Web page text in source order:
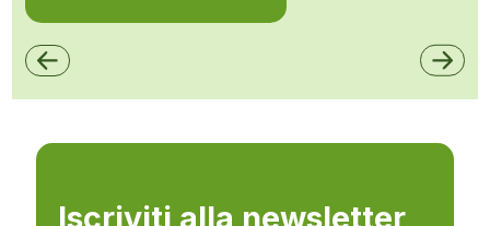
Iscriviti alla newsletter